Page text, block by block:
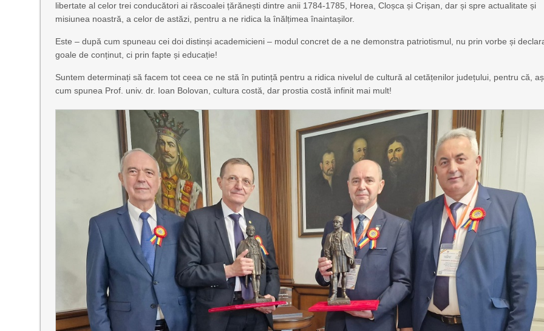
libertate al celor trei conducători ai răscoalei țărănești dintre anii 1784-1785, Horea, Cloșca și Crișan, dar și spre actualitate și
misiunea noastră, a celor de astăzi, pentru a ne ridica la înălțimea înaintașilor.
Este – după cum spuneau cei doi distinși academicieni – modul concret de a ne demonstra patriotismul, nu prin vorbe și
goale de conținut, ci prin fapte și educație!
Suntem determinați să facem tot ceea ce ne stă în putință pentru a ridica nivelul de cultură al cetățenilor județului, pentru că,
cum spunea Prof. univ. dr. Ioan Bolovan, cultura costă, dar prostia costă infinit mai mult!